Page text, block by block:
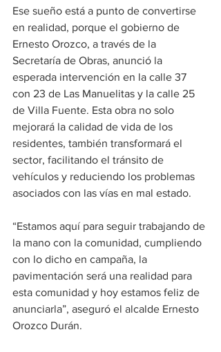
Ese sueño está a punto de convertirse
en realidad, porque el gobierno de
Ernesto Orozco, a través de la
Secretaría de Obras, anunció la
esperada intervención en la calle 37
con 23 de Las Manuelitas y la calle 25
de Villa Fuente. Esta obra no solo
mejorará la calidad de vida de los
residentes, también transformará el
sector, facilitando el tránsito de
vehículos y reduciendo los problemas
asociados con las vías en mal estado.
“Estamos aquí para seguir trabajando de
la mano con la comunidad, cumpliendo
con lo dicho en campaña, la
pavimentación será una realidad para
esta comunidad y hoy estamos feliz de
anunciarla”, aseguró el alcalde Ernesto
Orozco Durán.